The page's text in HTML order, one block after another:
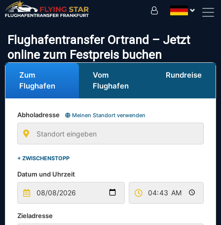
Flughafentransfer Ortrand – Jetzt
online zum Festpreis buchen
Zum
Flughafen
Vom
Flughafen
Rundreise
Abholadresse Meinen Standort verwenden
+ ZWISCHENSTOPP
Datum und Uhrzeit
Zieladresse